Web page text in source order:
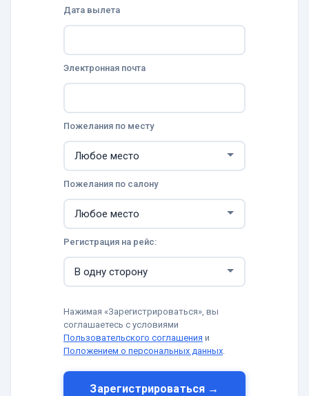
Дата вылета
Электронная почта
Пожелания по месту
Пожелания по салону
Регистрация на рейс:
Нажимая «Зарегистрироваться», вы
соглашаетесь с условиями
Пользовательского соглашения и
Положением о персональных данных.
Зарегистрироваться →